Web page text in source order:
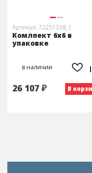
Артикул: 72251338_1
Комлпект 6x6 в
упаковке
в наличии
26 107 ₽ В